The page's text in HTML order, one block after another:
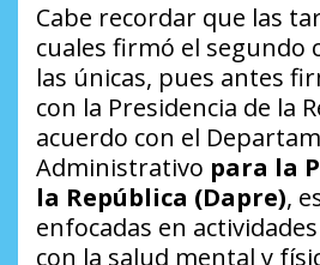
Cabe recordar que las
cuales firmó el segundo
las únicas, pues antes
con la Presidencia de la
acuerdo con el
Administrativo para la
la República (Dapre),
enfocadas en
con la salud mental y